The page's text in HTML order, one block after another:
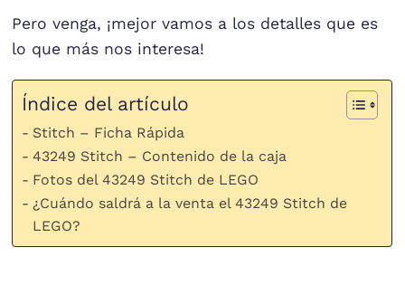
Pero venga, ¡mejor vamos a los detalles que es
lo que más nos interesa!
Índice del artículo
Stitch – Ficha Rápida
43249 Stitch – Contenido de la caja
Fotos del 43249 Stitch de LEGO
¿Cuándo saldrá a la venta el 43249 Stitch de
LEGO?